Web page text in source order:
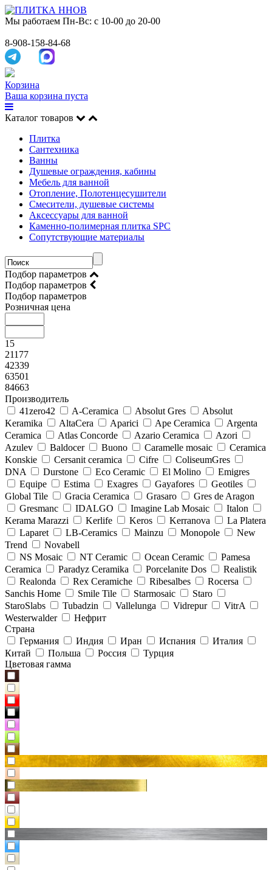
Мы работаем Пн-Вс: с 10-00 до 20-00
8-908-158-84-68
Корзина
Ваша корзина пуста
Каталог товаров
Плитка
Сантехника
Ванны
Душевые ограждения, кабины
Мебель для ванной
Отопление, Полотенцесушители
Смесители, душевые системы
Аксессуары для ванной
Каменно-полимерная плитка SPC
Сопутствующие материалы
Подбор параметров
Подбор параметров
Подбор параметров
Розничная цена
15
21177
42339
63501
84663
Производитель
41zero42
A-Ceramica Absolut Gres
Absolut
Keramika
AltaCera Aparici Ape Ceramica
Argenta
Ceramica
Atlas Concorde Azario Ceramica
Azori
Azulev
Baldocer Buono Caramelle mosaic
Ceramica
Konskie
Cersanit ceramica Cifre
ColiseumGres
DNA
Durstone Eco Ceramic El Molino
Emigres
Equipe
Estima Exagres Gayafores
Geotiles
Global Tile
Gracia Ceramica Grasaro
Gres de Aragon
Gresmanc
IDALGO Imagine Lab Mosaic
Italon
Kerama Marazzi
Kerlife Keros Kerranova
La Platera
Laparet
LB-Ceramics Mainzu Monopole
New
Trend
Novabell
NS Mosaic
NT Ceramic Ocean Ceramic
Pamesa
Ceramica
Paradyz Сeramika Porcelanite Dos
Realistik
Realonda
Rex Ceramiche Ribesalbes
Rocersa
Sanchis Home
Smile Tile Starmosaic
Staro
StaroSlabs
Tubadzin Vallelunga Vidrepur
VitrA
Westerwalder
Нефрит
Страна
Германия
Индия Иран Испания
Италия
Китай
Польша Россия
Турция
Цветовая гамма